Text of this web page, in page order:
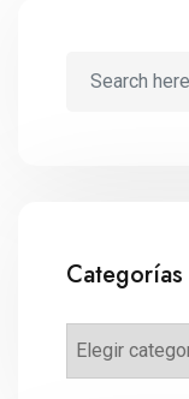
Categorías